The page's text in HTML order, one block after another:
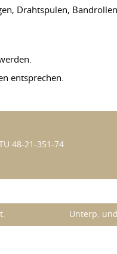
Drahtspulen,
entsprechen.
48-21-351-74
Unterp.